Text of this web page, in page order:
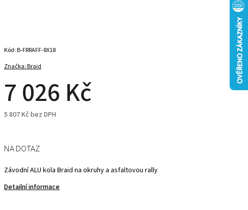
Značka:Braid
7 026 Kč
5 807 Kč bez DPH
Kód:B-FRRAFF-8X18
Závodní ALU kola Braid na okruhy a asfaltovou rally
Detailní informace
NA DOTAZ